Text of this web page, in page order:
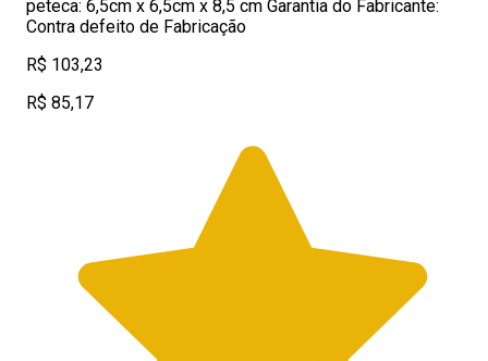
peteca: 6,5cm x 6,5cm x 8,5 cm Garantia do Fabricante:
Contra defeito de Fabricação
R$ 103,23
R$ 85,17